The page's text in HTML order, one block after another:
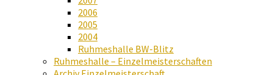
2006
2005
2004
Ruhmeshalle BW-Blitz
Ruhmeshalle – Einzelmeisterschaften